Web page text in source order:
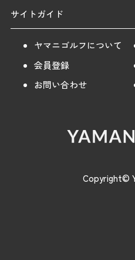
サイトガイド
ヤマニゴルフについて
会員登録
お問い合わせ
Copyright©